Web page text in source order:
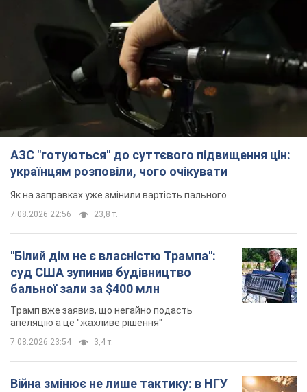
АЗС "готуються" до суттєвого підвищення цін:
українцям розповіли, чого очікувати
Як на заправках уже змінили вартість пального
7.08.2026 22:56 23,8 т.
"Білий дім не є власністю Трампа":
суд США зупинив будівництво
бальної зали за $400 млн
Трамп вже заявив, що негайно подасть
апеляцію а це "жахливе рішення"
7.08.2026 23:54 3,4 т.
Війна змінює не лише тактику: в НГУ